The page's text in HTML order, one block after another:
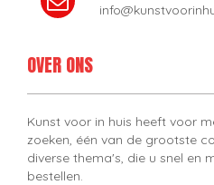
OVER ONS
Kunst voor in huis heeft voor
zoeken, één van de grootste
diverse thema's, die u snel en
bestellen.